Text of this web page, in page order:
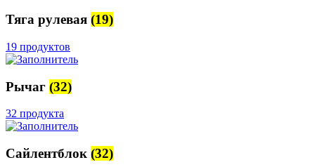
Тяга рулевая (19)
19 продуктов
Рычаг (32)
32 продукта
Сайлентблок (32)